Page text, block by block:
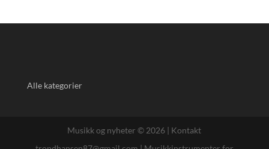
Alle kategorier
Musikk og nyheter © 2026 | Kontakt